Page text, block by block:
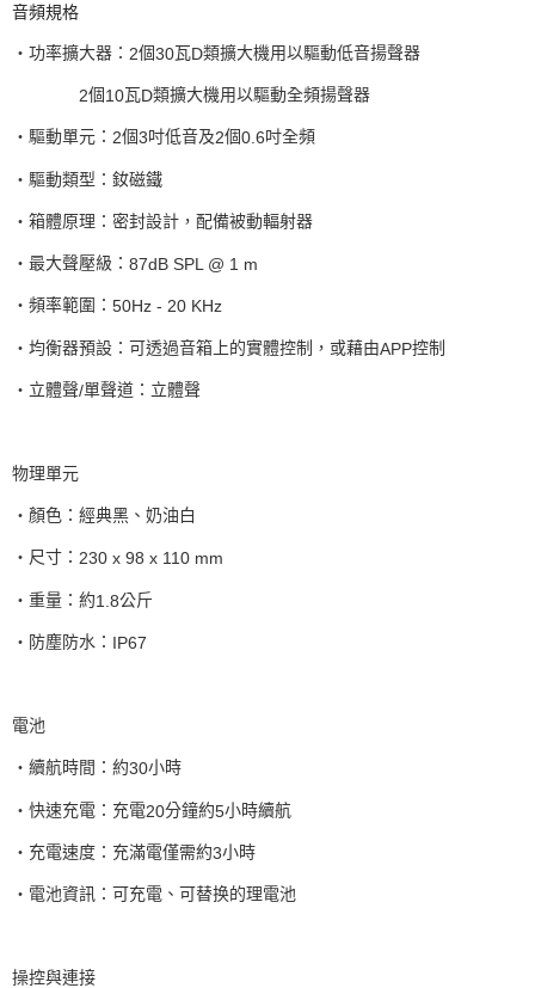
音頻規格
‧功率擴大器： 2個30瓦D類擴大機用以驅動低音揚聲器
2個10瓦D類擴大機用以驅動全頻揚聲器
‧驅動單元： 2個3吋低音及2個0.6吋全頻
‧驅動類型：釹磁鐵
‧箱體原理：密封設計，配備被動輻射器
‧最大聲壓級： 87dB SPL @ 1 m
‧頻率範圍： 50Hz - 20 KHz
‧均衡器預設：可透過音箱上的實體控制，或藉由APP控制
‧立體聲/單聲道：立體聲
物理單元
‧顏色：經典黑、奶油白
‧尺寸： 230 x 98 x 110 mm
‧重量：約1.8公斤
‧防塵防水： IP67
電池
‧續航時間：約30小時
‧快速充電：充電20分鐘約5小時續航
‧充電速度：充滿電僅需約3小時
‧電池資訊：可充電、可替换的理電池
操控與連接